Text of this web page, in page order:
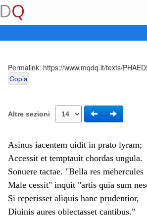
DQ
Permalink: https://www.mqdq.it/texts/
Copia
Altre sezioni
Asinus iacentem uidit in prato lyram;
Accessit et temptauit chordas ungula.
Sonuere tactae. "Bella res mehercules
Male cessit" inquit "artis quia sum
Si reperisset aliquis hanc prudentior,
Diuinis aures oblectasset cantibus."